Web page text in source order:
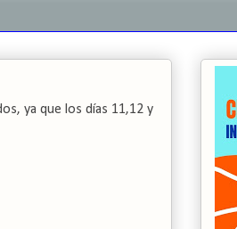
ya que los días 11,12 y